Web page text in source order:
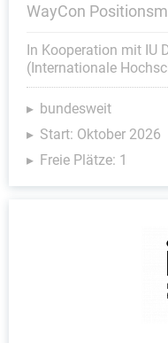
WayCon
In Kooperation mit IU
(Internationale
bundesweit
Start: Oktober 2026
Freie Plätze: 1